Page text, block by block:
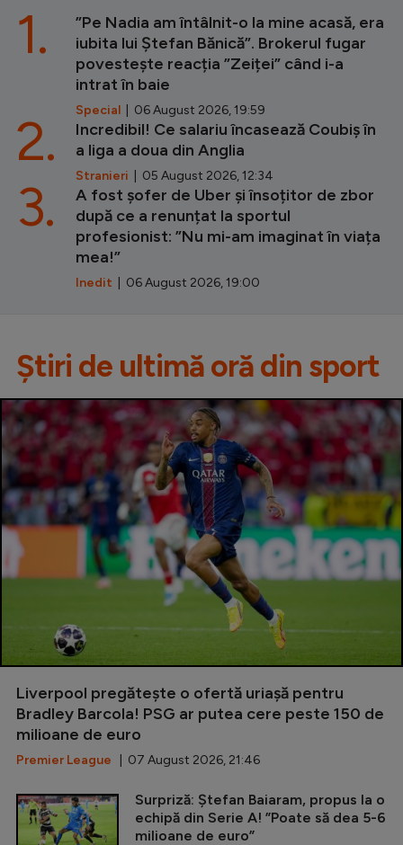
”Pe Nadia am întâlnit-o la mine acasă, era
iubita lui Ștefan Bănică”. Brokerul fugar
povestește reacția ”Zeiței” când i-a
intrat în baie
Special | 06 August 2026, 19:59
1.
Incredibil! Ce salariu încasează Coubiș în
a liga a doua din Anglia
Stranieri | 05 August 2026, 12:34
2.
A fost șofer de Uber și însoțitor de zbor
după ce a renunțat la sportul
profesionist: ”Nu mi-am imaginat în viața
mea!”
Inedit | 06 August 2026, 19:00
3.
Știri de ultimă oră din sport
Liverpool pregătește o ofertă uriașă pentru
Bradley Barcola! PSG ar putea cere peste 150 de
milioane de euro
Premier League | 07 August 2026, 21:46
Surpriză: Ștefan Baiaram, propus la o
echipă din Serie A! ”Poate să dea 5-6
milioane de euro”